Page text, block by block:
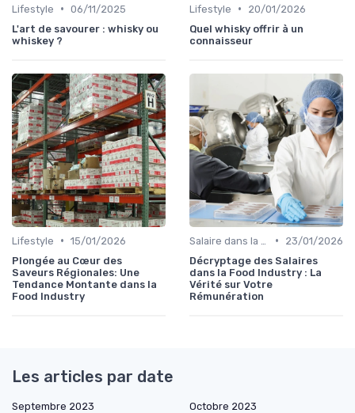
Lifestyle • 06/11/2025
L'art de savourer : whisky ou
whiskey ?
Lifestyle •
20/01/2026
Quel whisky offrir à un
connaisseur
Lifestyle • 15/01/2026
Plongée au Cœur des
Saveurs Régionales: Une
Tendance Montante dans la
Food Industry
•
23/01/2026
Décryptage des Salaires
dans la Food Industry : La
Vérité sur Votre
Rémunération
Les articles par date
Septembre 2023
Octobre 2023